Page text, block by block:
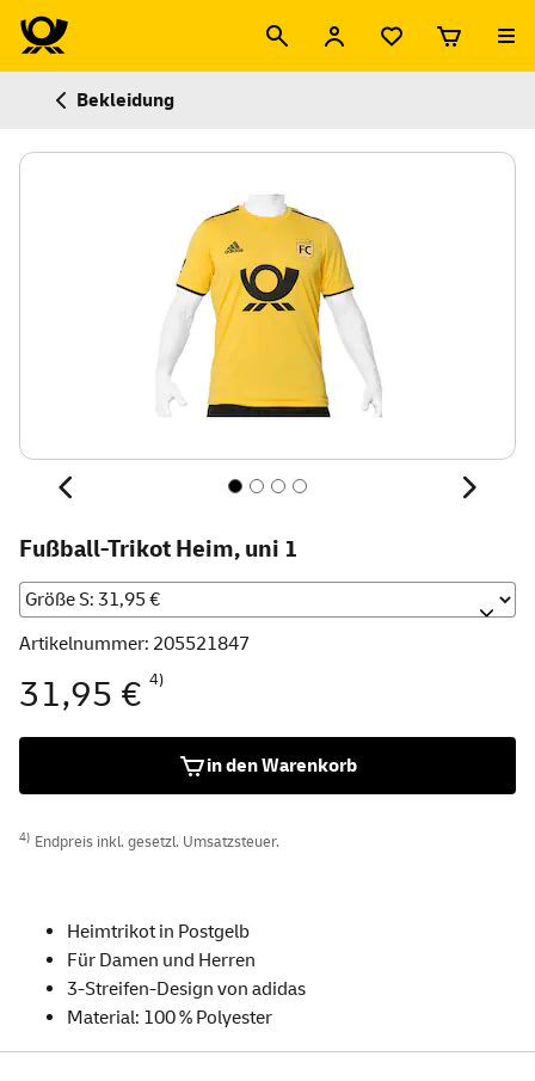
Bekleidung
Fußball-Trikot Heim, uni 1
Artikelnummer: 205521847
31,95 € 4)
in den Warenkorb
4) Endpreis inkl. gesetzl. Umsatzsteuer.
Heimtrikot in Postgelb
Für Damen und Herren
3-Streifen-Design von adidas
Material: 100 % Polyester